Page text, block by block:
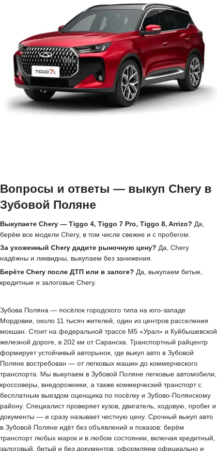
Вопросы и ответы — выкуп Chery в
Зубовой Поляне
Выкупаете Chery — Tiggo 4, Tiggo 7 Pro, Tiggo 8, Arrizo? Да,
берём все модели Chery, в том числе свежие и с пробегом.
За ухоженный Chery дадите рыночную цену? Да, Chery
надёжны и ликвидны, выкупаем без занижения.
Берёте Chery после ДТП или в залоге? Да, выкупаем битые,
кредитные и залоговые Chery.
Зубова Поляна — посёлок городского типа на юго-западе
Мордовии, около 11 тысяч жителей, один из центров расселения
мокшан. Стоит на федеральной трассе М5 «Урал» и Куйбышевской
железной дороге, в 202 км от Саранска. Транспортный райцентр
формирует устойчивый авторынок, где выкуп авто в Зубовой
Поляне востребован — от легковых машин до коммерческого
транспорта. Мы выкупаем в Зубовой Поляне легковые автомобили,
кроссоверы, внедорожники, а также коммерческий транспорт с
бесплатным выездом оценщика по посёлку и Зубово-Полянскому
району. Специалист проверяет кузов, двигатель, ходовую, пробег и
документы — и сразу называет честную цену. Срочный выкуп авто
в Зубовой Поляне идёт без объявлений и показов: берём
транспорт любых марок и в любом состоянии, включая кредитный,
залоговый, битый и без документов, оформляем официально и